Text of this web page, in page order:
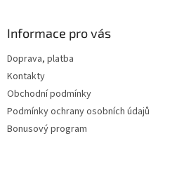
Informace pro vás
Doprava, platba
Kontakty
Obchodní podmínky
Podmínky ochrany osobních údajů
Bonusový program